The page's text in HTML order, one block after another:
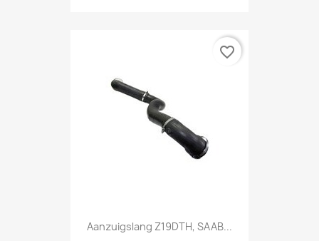
Aanzuigslang Z19DTH, SAAB...
favorite_border